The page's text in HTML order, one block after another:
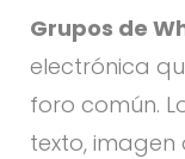
Grupos de
electrónica
foro común.
texto, imagen